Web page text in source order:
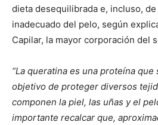
dieta desequilibrada e, incluso,
inadecuado del pelo, según
Capilar, la mayor corporación del
“La queratina es una proteína
objetivo de proteger diversos
componen la piel, las uñas y el
importante recalcar que,